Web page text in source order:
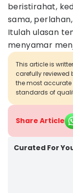
beristirahat,
sama,
Itulah ulasan
menyamar
This article is
carefully reviewed
the most accurate
standards of
Share Article
Curated For